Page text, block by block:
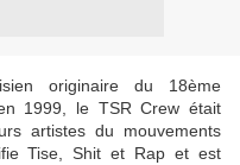
originaire du 18ème
1999, le TSR Crew était
artistes du mouvements
Tise, Shit et Rap et est